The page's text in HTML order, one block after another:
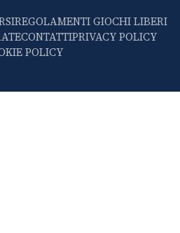
REGOLAMENTI GIOCHI LIBERI
CONTATTIPRIVACY POLICY
POLICY